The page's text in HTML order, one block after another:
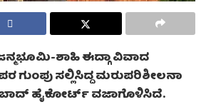
ಶಾಹಿ ಈದ್ಗಾ ವಿವಾದ
ಗುಂಪು ಸಲ್ಲಿಸಿದ್ದ ಮರುಪರಿಶೀಲನಾ
ಹೈಕೋರ್ಟ್ ವಜಾಗೊಳಿಸಿದೆ.